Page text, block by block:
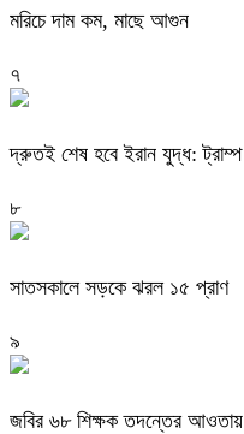
মরিচে দাম কম, মাছে আগুন
৭
দ্রুতই শেষ হবে ইরান যুদ্ধ: ট্রাম্প
৮
সাতসকালে সড়কে ঝরল ১৫ প্রাণ
৯
জবির ৬৮ শিক্ষক তদন্তের আওতায়